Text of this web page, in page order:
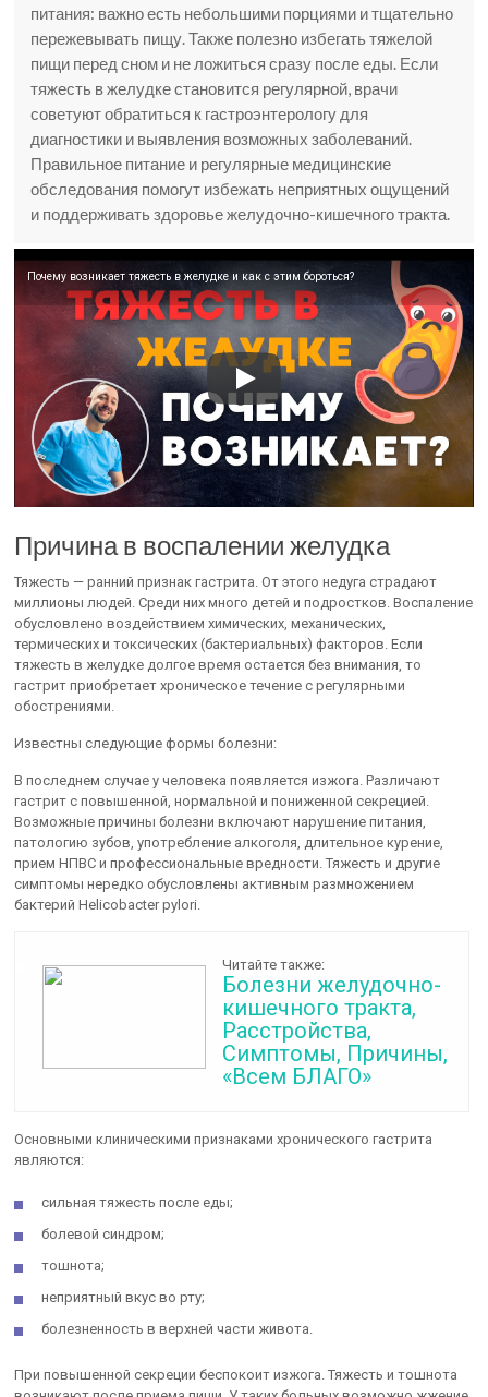
питания: важно есть небольшими порциями и тщательно
пережевывать пищу. Также полезно избегать тяжелой
пищи перед сном и не ложиться сразу после еды. Если
тяжесть в желудке становится регулярной, врачи
советуют обратиться к гастроэнтерологу для
диагностики и выявления возможных заболеваний.
Правильное питание и регулярные медицинские
обследования помогут избежать неприятных ощущений
и поддерживать здоровье желудочно-кишечного тракта.
Почему возникает тяжесть в желудке и как с этим бороться?
Причина в воспалении желудка
Тяжесть — ранний признак гастрита. От этого недуга страдают
миллионы людей. Среди них много детей и подростков. Воспаление
обусловлено воздействием химических, механических,
термических и токсических (бактериальных) факторов. Если
тяжесть в желудке долгое время остается без внимания, то
гастрит приобретает хроническое течение с регулярными
обострениями.
Известны следующие формы болезни:
В последнем случае у человека появляется изжога. Различают
гастрит с повышенной, нормальной и пониженной секрецией.
Возможные причины болезни включают нарушение питания,
патологию зубов, употребление алкоголя, длительное курение,
прием НПВС и профессиональные вредности. Тяжесть и другие
симптомы нередко обусловлены активным размножением
бактерий Helicobacter pylori.
Читайте также:
Болезни желудочно-
кишечного тракта,
Расстройства,
Симптомы, Причины,
«Всем БЛАГО»
Основными клиническими признаками хронического гастрита
являются:
сильная тяжесть после еды;
болевой синдром;
тошнота;
неприятный вкус во рту;
болезненность в верхней части живота.
При повышенной секреции беспокоит изжога. Тяжесть и тошнота